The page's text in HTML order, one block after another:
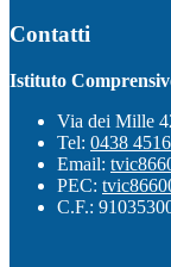
Contatti
Istituto
Via dei Mille
Tel: 0438
Email:
PEC:
C.F.: